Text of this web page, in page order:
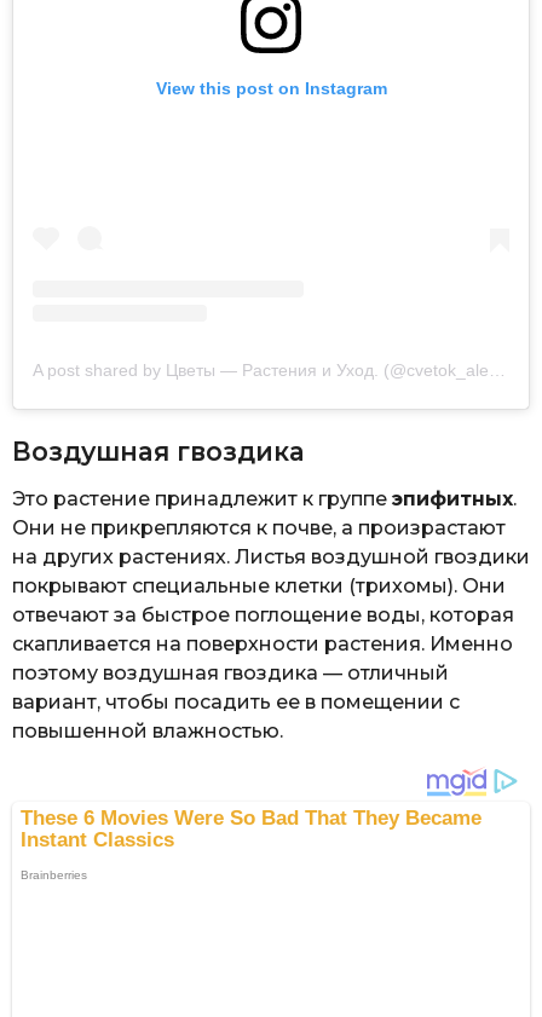
View this post on Instagram
A post shared by Цветы — Растения и Уход. (@cvetok_alena)
Воздушная гвоздика
Это растение принадлежит к группе эпифитных.
Они не прикрепляются к почве, а произрастают
на других растениях. Листья воздушной гвоздики
покрывают специальные клетки (трихомы). Они
отвечают за быстрое поглощение воды, которая
скапливается на поверхности растения. Именно
поэтому воздушная гвоздика — отличный
вариант, чтобы посадить ее в помещении с
повышенной влажностью.